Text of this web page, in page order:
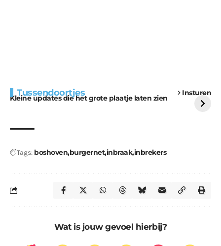
Tussendoortjes Insturen
Kleine updates die het grote plaatje laten zien
voor kabouters
uitdaging
Tags: boshovenburgernetinbraakinbrekers
Wat is jouw gevoel hierbij?